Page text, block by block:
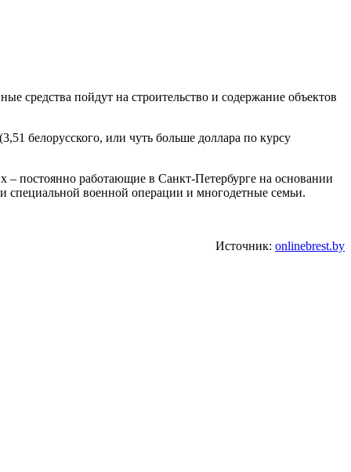
средства пойдут на строительство и содержание объектов
белорусского, или чуть больше доллара по курсу
– постоянно работающие в Санкт-Петербурге на основании
специальной военной операции и многодетные семьи.
Источник: onlinebrest.by